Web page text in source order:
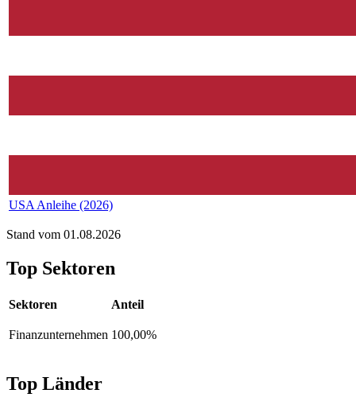
USA Anleihe (2026)
Stand vom 01.08.2026
Top Sektoren
Sektoren Anteil
Finanzunternehmen 100,00%
Top Länder